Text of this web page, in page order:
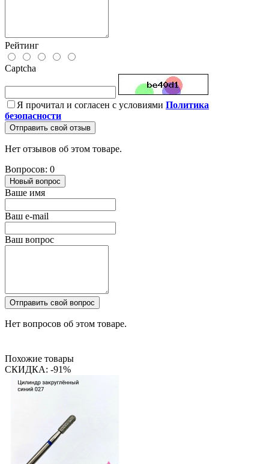
Рейтинг
Captcha
Я прочитал и согласен с условиями Политика
безопасности
Отправить свой отзыв
Нет отзывов об этом товаре.
Вопросов: 0
Новый вопрос
Ваше имя
Ваш e-mail
Ваш вопрос
Отправить свой вопрос
Нет вопросов об этом товаре.
Похожие товары
СКИДКА: -91%